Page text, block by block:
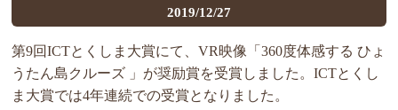
2019/12/27
第9回ICTとくしま大賞にて、VR映像「360度体感する ひょ
うたん島クルーズ 」が奨励賞を受賞しました。ICTとくし
ま大賞では4年連続での受賞となりました。